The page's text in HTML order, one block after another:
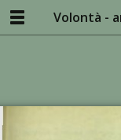
Volontà -